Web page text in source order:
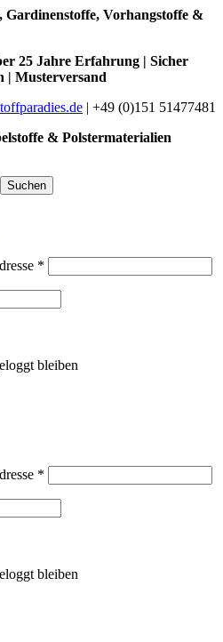
Vorhangstoffe &
25 Jahre Erfahrung | Sicher
| Musterversand
| +49 (0)151 51477481
& Polstermaterialien
Suchen
*
bleiben
*
bleiben